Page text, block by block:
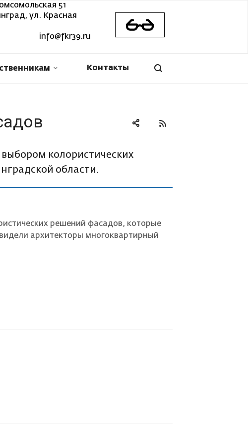
51
ул. Красная
info@fkr39.ru
Контакты
колористических
области.
решений фасадов, которые
архитекторы многоквартирный